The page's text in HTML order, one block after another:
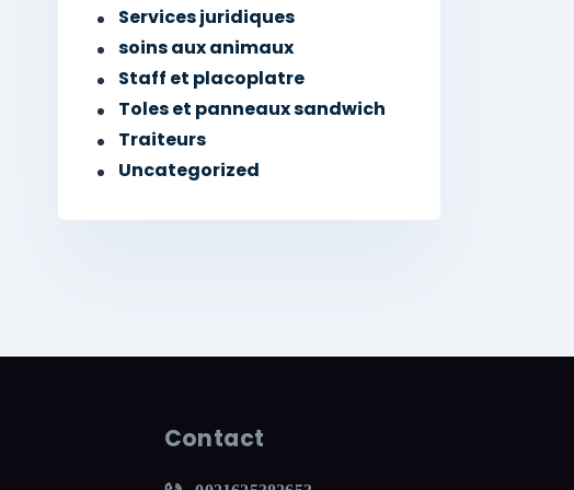
Services juridiques
soins aux animaux
Staff et placoplatre
Toles et panneaux sandwich
Traiteurs
Uncategorized
Contact